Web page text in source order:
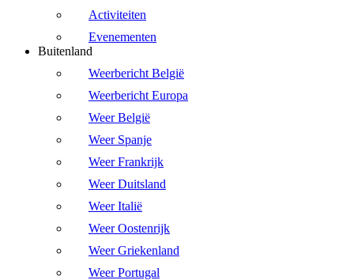
Activiteiten
Evenementen
Buitenland
Weerbericht België
Weerbericht Europa
Weer België
Weer Spanje
Weer Frankrijk
Weer Duitsland
Weer Italië
Weer Oostenrijk
Weer Griekenland
Weer Portugal